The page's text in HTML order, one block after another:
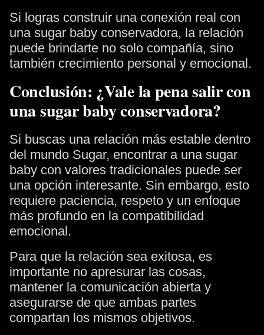
Si logras construir una conexión real con
una sugar baby conservadora, la relación
puede brindarte no solo compañía, sino
también crecimiento personal y emocional.
Conclusión: ¿Vale la pena salir con
una sugar baby conservadora?
Si buscas una relación más estable dentro
del mundo Sugar, encontrar a una sugar
baby con valores tradicionales puede ser
una opción interesante. Sin embargo, esto
requiere paciencia, respeto y un enfoque
más profundo en la compatibilidad
emocional.
Para que la relación sea exitosa, es
importante no apresurar las cosas,
mantener la comunicación abierta y
asegurarse de que ambas partes
compartan los mismos objetivos.